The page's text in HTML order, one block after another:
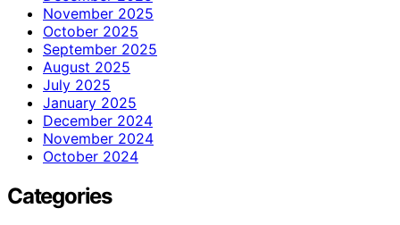
November 2025
October 2025
September 2025
August 2025
July 2025
January 2025
December 2024
November 2024
October 2024
Categories